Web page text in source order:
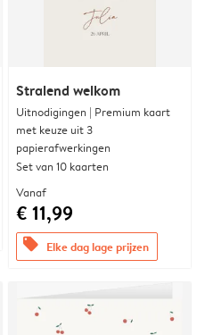
Stralend welkom
Uitnodigingen | Premium kaart
met keuze uit 3
papierafwerkingen
Set van 10 kaarten
Vanaf
€ 11,99
offers Elke dag lage prijzen